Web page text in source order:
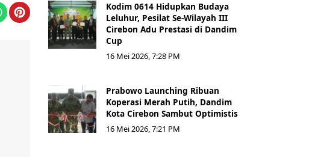
Kodim 0614 Hidupkan Budaya
Leluhur, Pesilat Se-Wilayah III
Cirebon Adu Prestasi di Dandim
Cup
16 Mei 2026, 7:28 PM
Prabowo Launching Ribuan
Koperasi Merah Putih, Dandim
Kota Cirebon Sambut Optimistis
16 Mei 2026, 7:21 PM